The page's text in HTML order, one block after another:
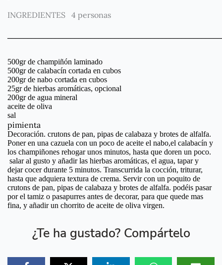
INGREDIENTES 4 personas
500gr de champiñón laminado
500gr de calabacín cortada en cubos
200gr de nabo cortada en cubos
25gr de hierbas aromáticas, opcional
200gr de agua mineral
aceite de oliva
sal
pimienta
Decoración. crutons de pan, pipas de calabaza y brotes de alfalfa.
Poner en una cazuela con un poco de aceite el nabo,el calabacín y
los champiñones rehogar unos minutos, hasta que doren un poco.
salar al gusto y añadir las hierbas aromáticas, el agua, tapar y
dejar cocer durante 5 minutos. Transcurrida la cocción, triturar,
hasta que adquiera textura de crema. Servir con un poquito de
crutons de pan, pipas de calabaza y brotes de alfalfa. podéis pasar
por el tamiz o pasapurres antes de decorar, para que quede mas
fina, y añadir un chorrito de aceite de oliva virgen.
¿Te ha gustado? Compártelo